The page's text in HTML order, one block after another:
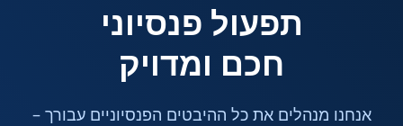
תפעול פנסיוני
חכם ומדויק
אנחנו מנהלים את כל ההיבטים הפנסיוניים עבורך –